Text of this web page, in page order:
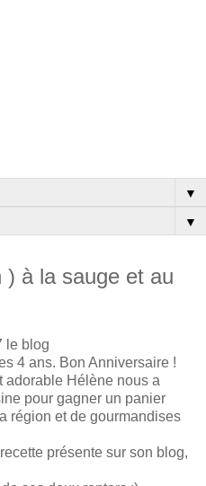
▼
▼
) à la sauge et au
le blog
4 ans. Bon Anniversaire !
adorable Hélène nous a
pour gagner un panier
région et de gourmandises
présente sur son blog,